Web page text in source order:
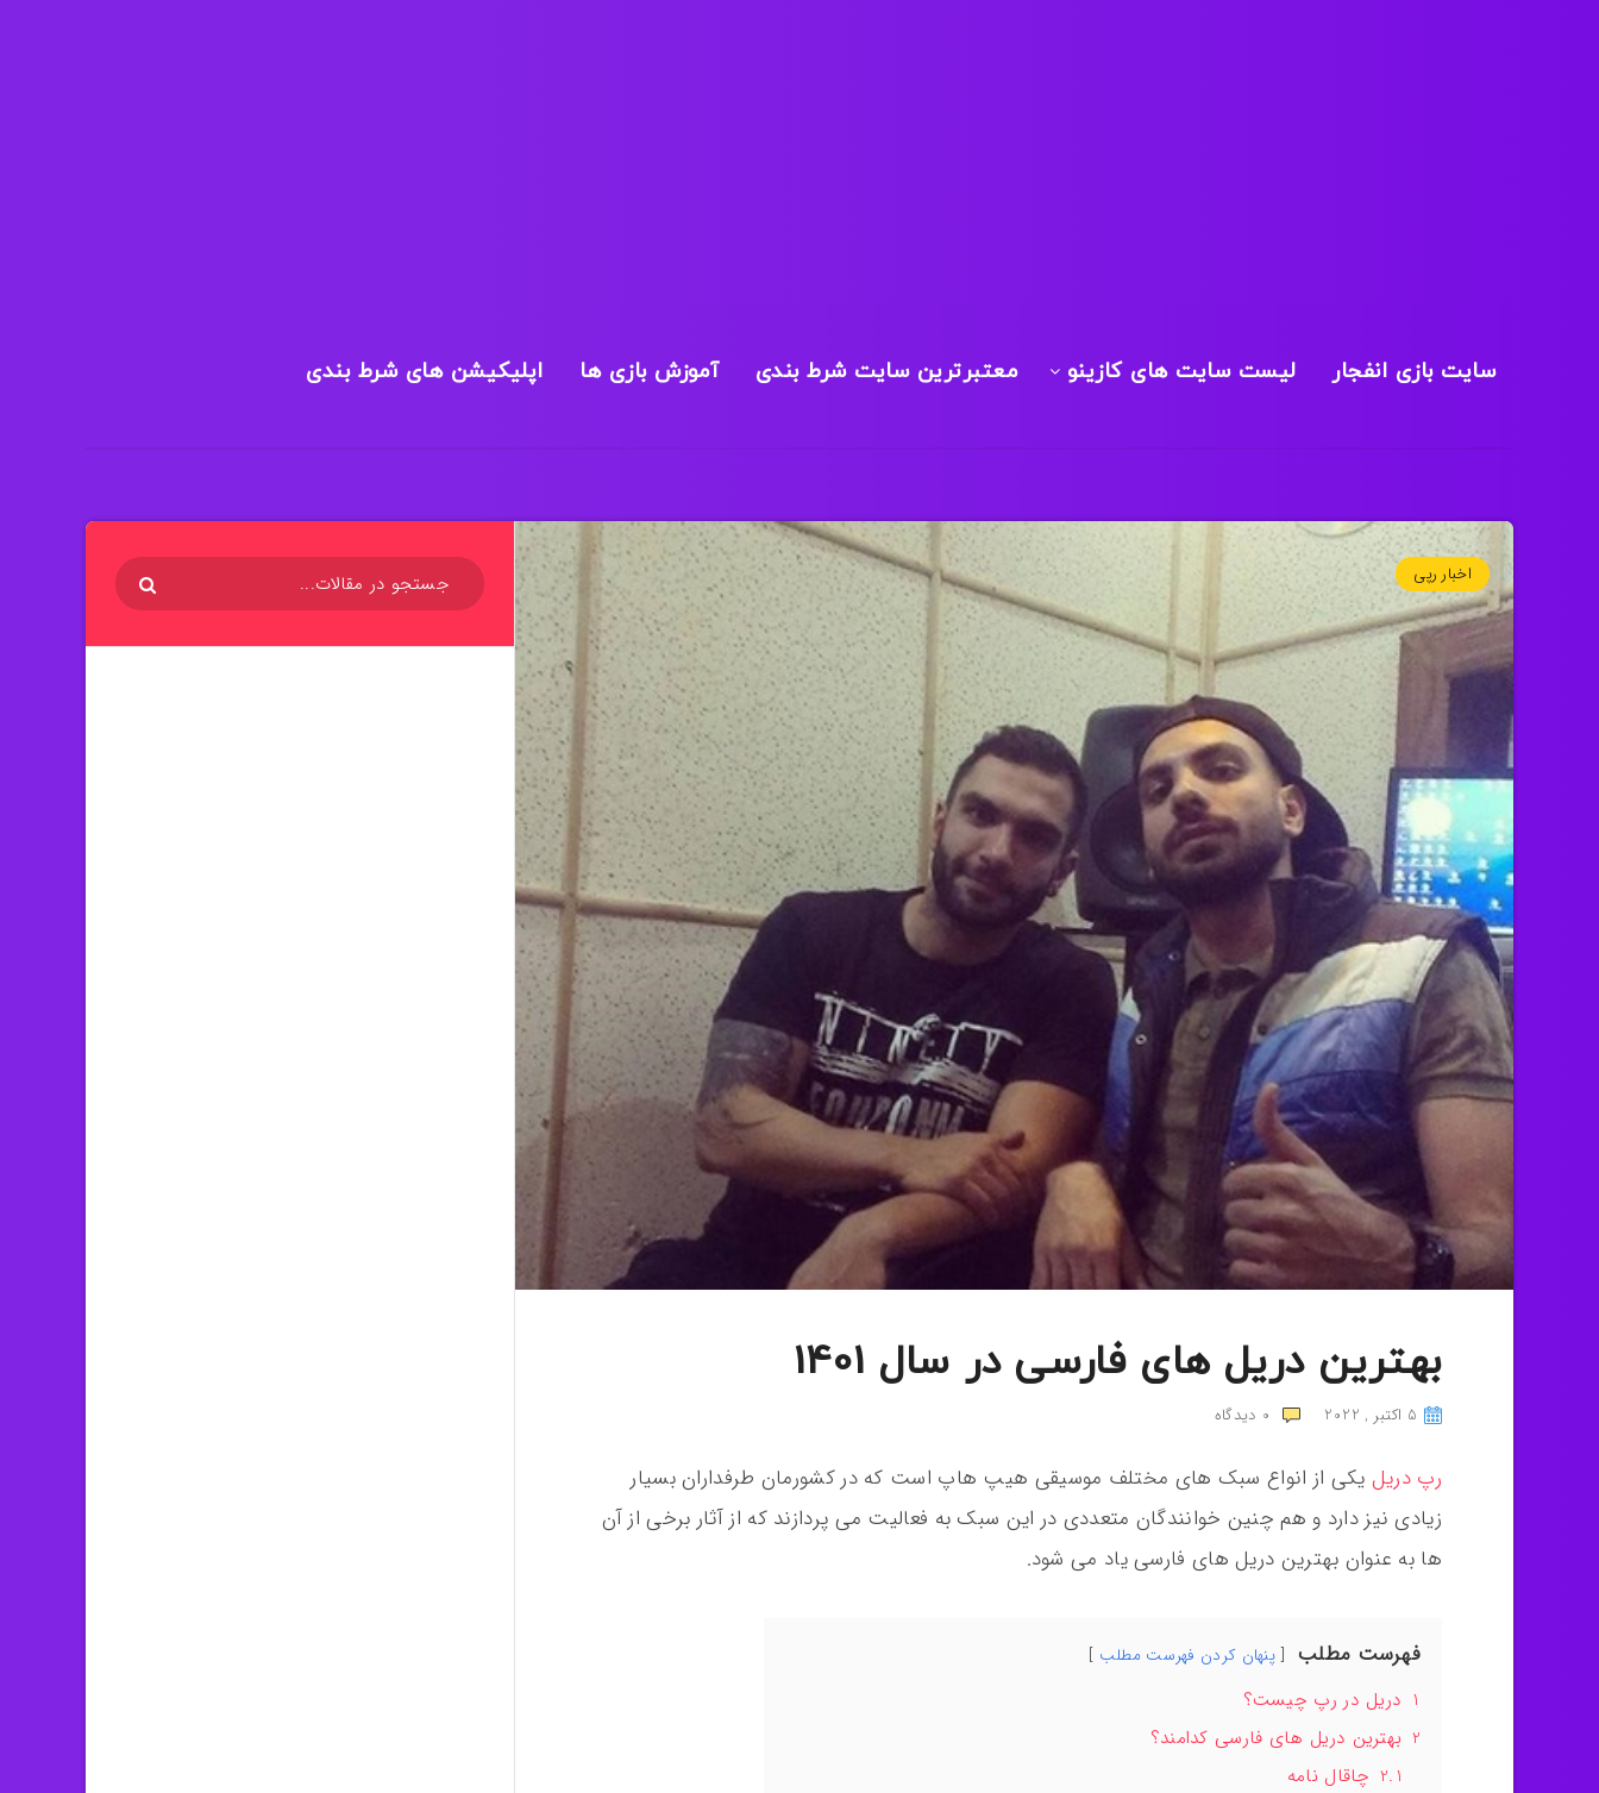
سایت بازی انفجار لیست سایت های کازینو معتبرترین سایت شرط بندی آموزش بازی ها اپلیکیشن های شرط بندی
اخبار رپی
بهترین دریل های فارسی در سال 1401
5 اکتبر , 2022 0 دیدگاه
رپ دریل یکی از انواع سبک های مختلف موسیقی هیپ هاپ است که در کشورمان طرفداران بسیار
زیادی نیز دارد و هم چنین خوانندگان متعددی در این سبک به فعالیت می پردازند که از آثار برخی از آن
ها به عنوان بهترین دریل های فارسی یاد می شود.
فهرست مطلب پنهان کردن فهرست مطلب
1 دریل در رپ چیست؟
2 بهترین دریل های فارسی کدامند؟
2.1 چاقال نامه